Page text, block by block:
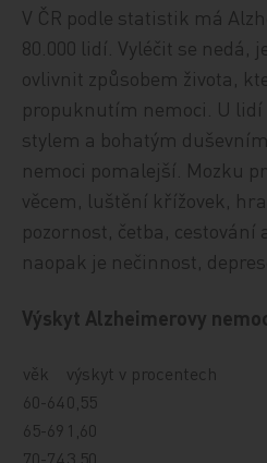
V ČR podle statistik má
80.000 lidí. Vyléčit se nedá,
ovlivnit způsobem života,
propuknutím nemoci. U
stylem a bohatým
nemoci pomalejší. Mozku
věcem, luštění křížovek,
pozornost, četba, cestování
naopak je nečinnost,
Výskyt Alzheimerovy
věk
výskyt v procentech
60-640,55
65-69 1,60
70-743,50